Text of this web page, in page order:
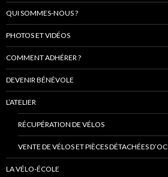
QUI SOMMES-NOUS ?
PHOTOS ET VIDÉOS
COMMENT ADHÉRER ?
DEVENIR BÉNÉVOLE
L’ATELIER
RÉCUPÉRATION DE VÉLOS
VENTE DE VÉLOS ET PIÈCES DÉTACHÉES
LA VÉLO-ÉCOLE